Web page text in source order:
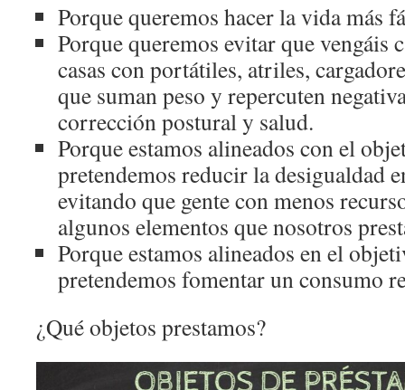
Porque queremos hacer la vida más
Porque queremos evitar que vengáis
casas con portátiles, atriles,
que suman peso y repercuten
corrección postural y salud.
Porque estamos alineados con el
pretendemos reducir la desigualdad
evitando que gente con menos
algunos elementos que nosotros
Porque estamos alineados en el
pretendemos fomentar un consumo
¿Qué objetos prestamos?